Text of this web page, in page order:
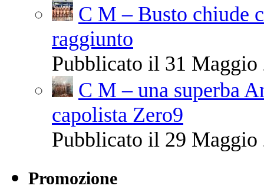
C M – Busto chiude
raggiunto
Pubblicato il 31 Maggio
C M – una superba
capolista Zero9
Pubblicato il 29 Maggio
Promozione